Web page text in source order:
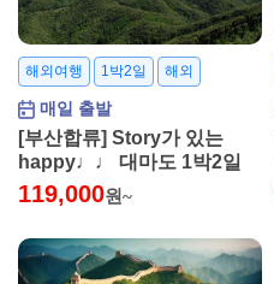
해외여행 1박2일 해외
매일 출발
[부산합류] Story가 있는
happy♩♩ 대마도 1박2일
119,000원~